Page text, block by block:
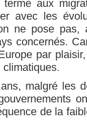
aux
avec les
ne pose pas,
concernés.
par
malgré les
de la